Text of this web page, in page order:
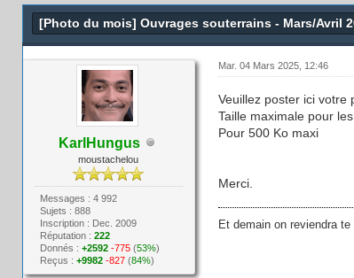
[Photo du mois] Ouvrages souterrains - Mars/Avril
KarlHungus
moustachelou
Messages : 4 992
Sujets : 888
Inscription : Dec. 2009
Réputation : 222
Donnés : +2592 -775(53%)
Reçus : +9982 -827(84%)
Mar. 04 Mars 2025, 12:46
Veuillez poster ici votre
Taille maximale pour
Pour 500 Ko maxi
Merci.
Et demain on reviendra